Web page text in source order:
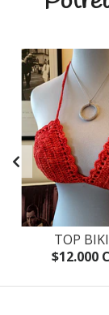
TOP
$12.000